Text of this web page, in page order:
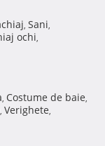
, Sani,
ochi,
, Costume de baie,
, Verighete,